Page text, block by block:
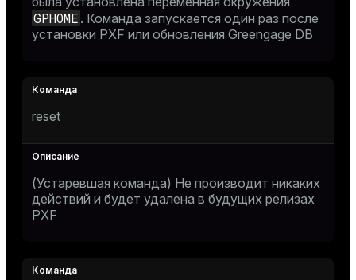
GPHOME . Команда запускается один раз после
установки PXF или обновления Greengage DB
reset
(Устаревшая команда) Не производит никаких
действий и будет удалена в будущих релизах
PXF